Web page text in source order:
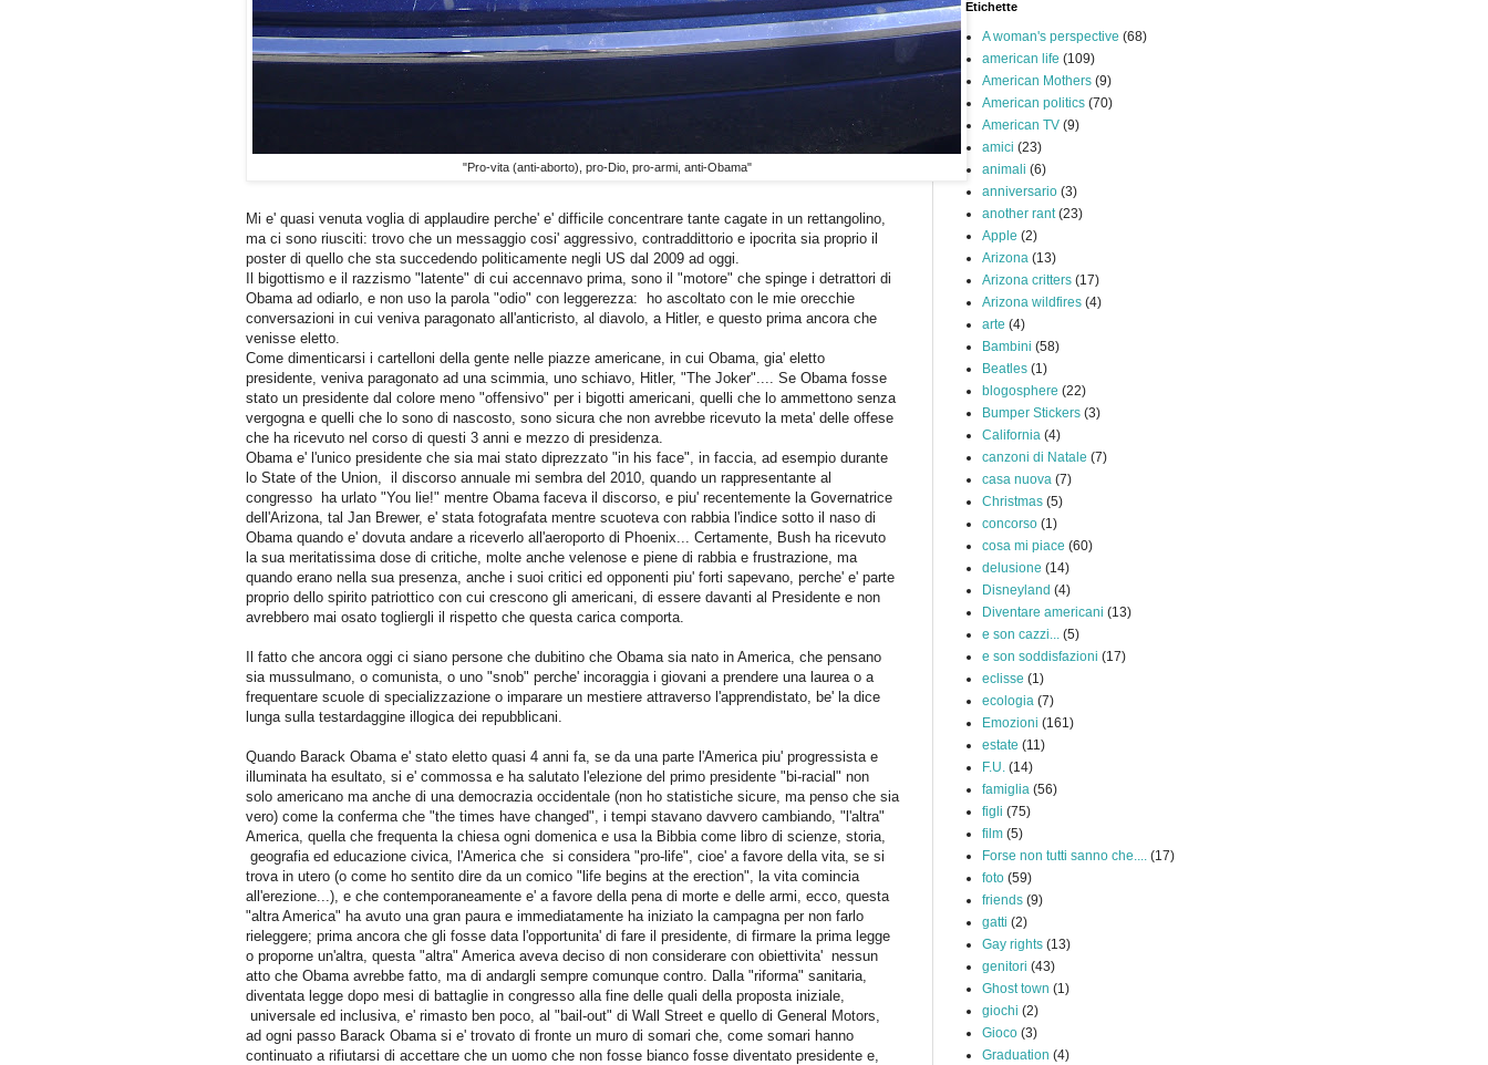
"Pro-vita (anti-aborto), pro-Dio, pro-armi, anti-Obama"
Mi e' quasi venuta voglia di applaudire perche' e' difficile concentrare tante cagate in un rettangolino,
ma ci sono riusciti: trovo che un messaggio cosi' aggressivo, contraddittorio e ipocrita sia proprio il
poster di quello che sta succedendo politicamente negli US dal 2009 ad oggi.
Il bigottismo e il razzismo "latente" di cui accennavo prima, sono il "motore" che spinge i detrattori di
Obama ad odiarlo, e non uso la parola "odio" con leggerezza: ho ascoltato con le mie orecchie
conversazioni in cui veniva paragonato all'anticristo, al diavolo, a Hitler, e questo prima ancora che
venisse eletto.
Come dimenticarsi i cartelloni della gente nelle piazze americane, in cui Obama, gia' eletto
presidente, veniva paragonato ad una scimmia, uno schiavo, Hitler, "The Joker".... Se Obama fosse
stato un presidente dal colore meno "offensivo" per i bigotti americani, quelli che lo ammettono senza
vergogna e quelli che lo sono di nascosto, sono sicura che non avrebbe ricevuto la meta' delle offese
che ha ricevuto nel corso di questi 3 anni e mezzo di presidenza.
Obama e' l'unico presidente che sia mai stato diprezzato "in his face", in faccia, ad esempio durante
lo State of the Union, il discorso annuale mi sembra del 2010, quando un rappresentante al
congresso ha urlato "You lie!" mentre Obama faceva il discorso, e piu' recentemente la Governatrice
dell'Arizona, tal Jan Brewer, e' stata fotografata mentre scuoteva con rabbia l'indice sotto il naso di
Obama quando e' dovuta andare a riceverlo all'aeroporto di Phoenix... Certamente, Bush ha ricevuto
la sua meritatissima dose di critiche, molte anche velenose e piene di rabbia e frustrazione, ma
quando erano nella sua presenza, anche i suoi critici ed opponenti piu' forti sapevano, perche' e' parte
proprio dello spirito patriottico con cui crescono gli americani, di essere davanti al Presidente e non
avrebbero mai osato togliergli il rispetto che questa carica comporta.
Il fatto che ancora oggi ci siano persone che dubitino che Obama sia nato in America, che pensano
sia mussulmano, o comunista, o uno "snob" perche' incoraggia i giovani a prendere una laurea o a
frequentare scuole di specializzazione o imparare un mestiere attraverso l'apprendistato, be' la dice
lunga sulla testardaggine illogica dei repubblicani.
Quando Barack Obama e' stato eletto quasi 4 anni fa, se da una parte l'America piu' progressista e
illuminata ha esultato, si e' commossa e ha salutato l'elezione del primo presidente "bi-racial" non
solo americano ma anche di una democrazia occidentale (non ho statistiche sicure, ma penso che sia
vero) come la conferma che "the times have changed", i tempi stavano davvero cambiando, "l'altra"
America, quella che frequenta la chiesa ogni domenica e usa la Bibbia come libro di scienze, storia,
geografia ed educazione civica, l'America che si considera "pro-life", cioe' a favore della vita, se si
trova in utero (o come ho sentito dire da un comico "life begins at the erection", la vita comincia
all'erezione...), e che contemporaneamente e' a favore della pena di morte e delle armi, ecco, questa
"altra America" ha avuto una gran paura e immediatamente ha iniziato la campagna per non farlo
rieleggere; prima ancora che gli fosse data l'opportunita' di fare il presidente, di firmare la prima legge
o proporne un'altra, questa "altra" America aveva deciso di non considerare con obiettivita' nessun
atto che Obama avrebbe fatto, ma di andargli sempre comunque contro. Dalla "riforma" sanitaria,
diventata legge dopo mesi di battaglie in congresso alla fine delle quali della proposta iniziale,
universale ed inclusiva, e' rimasto ben poco, al "bail-out" di Wall Street e quello di General Motors,
ad ogni passo Barack Obama si e' trovato di fronte un muro di somari che, come somari hanno
continuato a rifiutarsi di accettare che un uomo che non fosse bianco fosse diventato presidente e,
Etichette
A woman's perspective (68)
american life (109)
American Mothers (9)
American politics (70)
American TV (9)
amici (23)
animali (6)
anniversario (3)
another rant (23)
Apple (2)
Arizona (13)
Arizona critters (17)
Arizona wildfires (4)
arte (4)
Bambini (58)
Beatles (1)
blogosphere (22)
Bumper Stickers (3)
California (4)
canzoni di Natale (7)
casa nuova (7)
Christmas (5)
concorso (1)
cosa mi piace (60)
delusione (14)
Disneyland (4)
Diventare americani (13)
e son cazzi... (5)
e son soddisfazioni (17)
eclisse (1)
ecologia (7)
Emozioni (161)
estate (11)
F.U. (14)
famiglia (56)
figli (75)
film (5)
Forse non tutti sanno che.... (17)
foto (59)
friends (9)
gatti (2)
Gay rights (13)
genitori (43)
Ghost town (1)
giochi (2)
Gioco (3)
Graduation (4)